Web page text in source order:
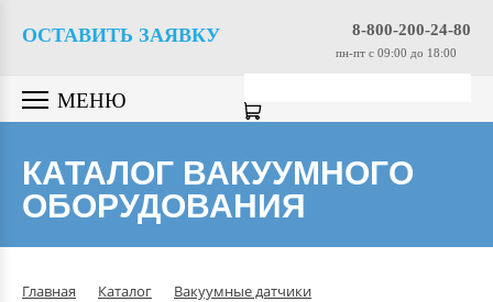
8-800-200-24-80
пн-пт c 09:00 до 18:00
ОСТАВИТЬ ЗАЯВКУ
МЕНЮ
КАТАЛОГ ВАКУУМНОГО
ОБОРУДОВАНИЯ
Главная Каталог
Вакуумные датчики